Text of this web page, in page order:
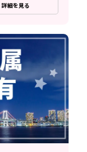
詳細を見る